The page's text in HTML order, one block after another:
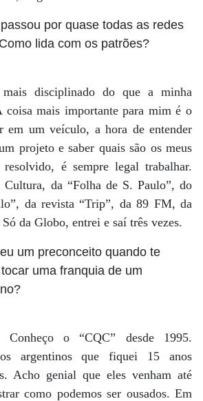
por quase todas as redes
lida com os patrões?
disciplinado do que a minha
coisa mais importante para mim é o
em um veículo, a hora de entender
projeto e saber quais são os meus
é sempre legal trabalhar.
da “Folha de S. Paulo”, do
da revista “Trip”, da 89 FM, da
da Globo, entrei e saí três vezes.
um preconceito quando te
uma franquia de um
Conheço o “CQC” desde 1995.
argentinos que fiquei 15 anos
Acho genial que eles venham até
como podemos ser ousados. Em